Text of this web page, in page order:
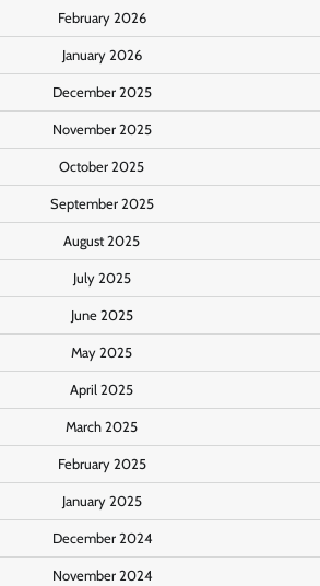
February 2026
January 2026
December 2025
November 2025
October 2025
September 2025
August 2025
July 2025
June 2025
May 2025
April 2025
March 2025
February 2025
January 2025
December 2024
November 2024